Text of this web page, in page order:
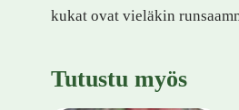
kukat ovat vieläkin
Tutustu myös